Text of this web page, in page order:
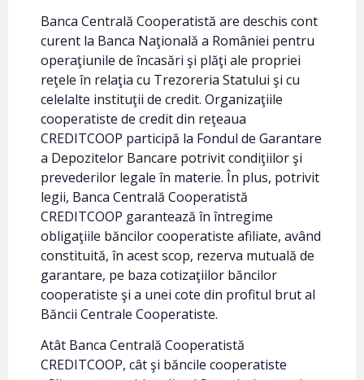
Banca Centrală Cooperatistă are deschis cont
curent la Banca Naţională a României pentru
operaţiunile de încasări şi plăţi ale propriei
reţele în relaţia cu Trezoreria Statului şi cu
celelalte instituţii de credit. Organizaţiile
cooperatiste de credit din reţeaua
CREDITCOOP participă la Fondul de Garantare
a Depozitelor Bancare potrivit condiţiilor şi
prevederilor legale în materie. În plus, potrivit
legii, Banca Centrală Cooperatistă
CREDITCOOP garantează în întregime
obligaţiile băncilor cooperatiste afiliate, având
constituită, în acest scop, rezerva mutuală de
garantare, pe baza cotizaţiilor băncilor
cooperatiste şi a unei cote din profitul brut al
Băncii Centrale Cooperatiste.
Atât Banca Centrală Cooperatistă
CREDITCOOP, cât şi băncile cooperatiste